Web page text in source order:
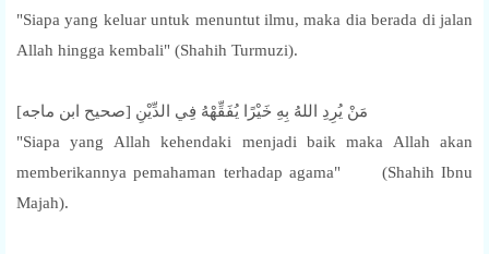
"Siapa yang keluar untuk menuntut ilmu, maka dia berada di jalan
Allah hingga kembali" (Shahih Turmuzi).
مَنْ يُرِدِ اللهُ بِهِ خَيْرًا يُفَقِّهْهُ فِي الدِّيْنِ [صحيح ابن ماجه]
"Siapa yang Allah kehendaki menjadi baik maka Allah akan
memberikannya pemahaman terhadap agama" (Shahih Ibnu
Majah).